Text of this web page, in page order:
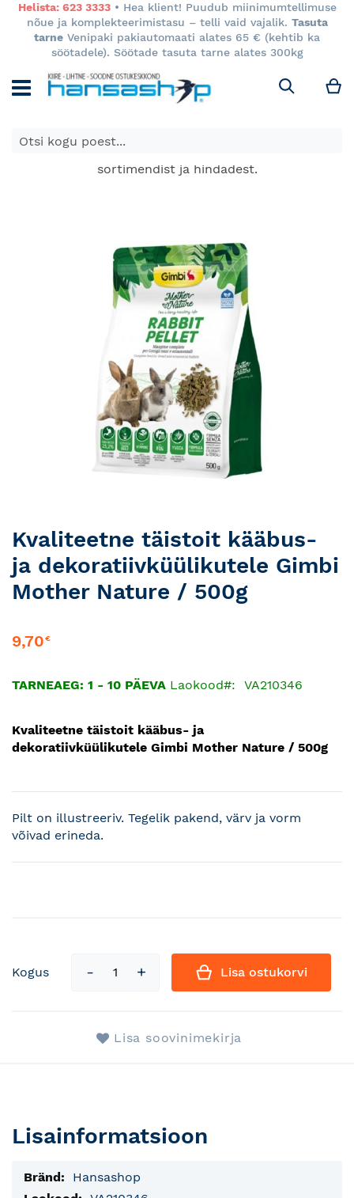
Helista: 623 3333• Hea klient! Puudub miinimumtellimuse
nõue ja komplekteerimistasu – telli vaid vajalik. Tasuta
tarne Venipaki pakiautomaati alates 65 € (kehtib ka
söötadele). Söötade tasuta tarne alates 300kg
Otsi
E-poes kuvatavad toodete hinnad kehtivad ainult e-
poes ja võivad erineda Keila ja Tartu poodide
sortimendist ja hindadest.
Skip
to
the
beginning
of
images
Kvaliteetne täistoit kääbus-
ja dekoratiivküülikutele Gimbi
Mother Nature / 500g
9,70€
TARNEAEG: 1 - 10 PÄEVA Laokood VA210346
Kvaliteetne täistoit kääbus- ja
dekoratiivküülikutele Gimbi Mother Nature / 500g
Pilt on illustreeriv. Tegelik pakend, värv ja vorm
võivad erineda.
Kogus Lisa ostukorvi
Lisa soovinimekirja
Lisainformatsioon
Lisainfo
Hansashop